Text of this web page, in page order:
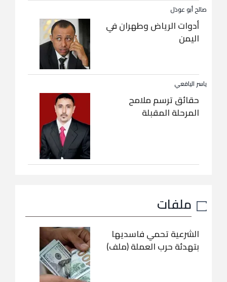
صالح أبو عوذل
أدوات الرياض وطهران في
اليمن
ياسر اليافعي
حقائق ترسم ملامح
المرحلة المقبلة
ملفات
الشرعية تحمي فاسديها
بتهدئة حرب العملة (ملف)